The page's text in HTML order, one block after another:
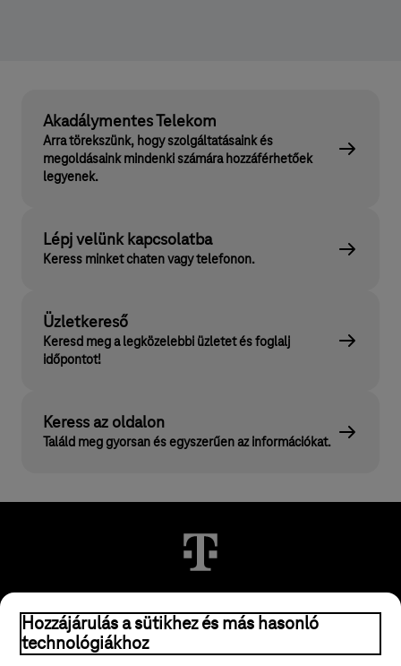
Akadálymentes Telekom
Arra törekszünk, hogy szolgáltatásaink és
megoldásaink mindenki számára hozzáférhetőek
legyenek.
Lépj velünk kapcsolatba
Keress minket chaten vagy telefonon.
Üzletkereső
Keresd meg a legközelebbi üzletet és foglalj
időpontot!
Keress az oldalon
Találd meg gyorsan és egyszerűen az információkat.
© 2026 Magyar Telekom Nyrt.
Hozzájárulás a sütikhez és más hasonló
technológiákhoz